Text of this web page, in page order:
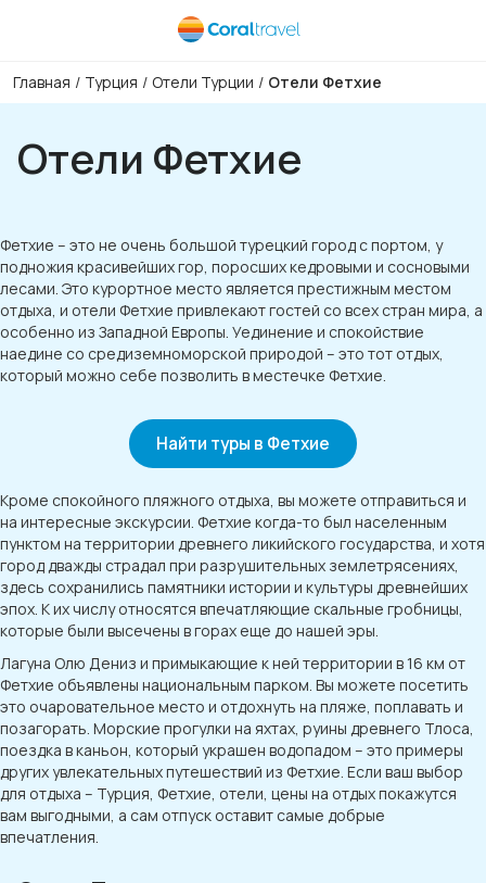
Главная / Турция / Отели Турции / Отели Фетхие
Отели Фетхие
Фетхие – это не очень большой турецкий город с портом, у
подножия красивейших гор, поросших кедровыми и сосновыми
лесами. Это курортное место является престижным местом
отдыха, и отели Фетхие привлекают гостей со всех стран мира, а
особенно из Западной Европы. Уединение и спокойствие
наедине со средиземноморской природой – это тот отдых,
который можно себе позволить в местечке Фетхие.
Найти туры в Фетхие
Кроме спокойного пляжного отдыха, вы можете отправиться и
на интересные экскурсии. Фетхие когда-то был населенным
пунктом на территории древнего ликийского государства, и хотя
город дважды страдал при разрушительных землетрясениях,
здесь сохранились памятники истории и культуры древнейших
эпох. К их числу относятся впечатляющие скальные гробницы,
которые были высечены в горах еще до нашей эры.
Лагуна Олю Дениз и примыкающие к ней территории в 16 км от
Фетхие объявлены национальным парком. Вы можете посетить
это очаровательное место и отдохнуть на пляже, поплавать и
позагорать. Морские прогулки на яхтах, руины древнего Тлоса,
поездка в каньон, который украшен водопадом – это примеры
других увлекательных путешествий из Фетхие. Если ваш выбор
для отдыха – Турция, Фетхие, отели, цены на отдых покажутся
вам выгодными, а сам отпуск оставит самые добрые
впечатления.